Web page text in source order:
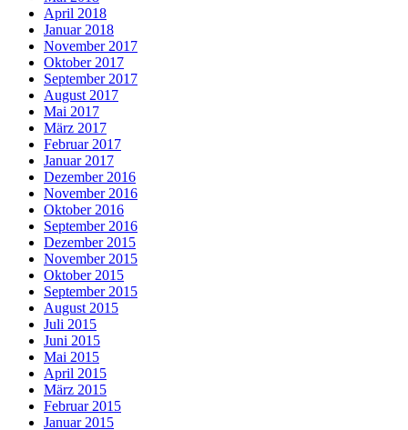
April 2018
Januar 2018
November 2017
Oktober 2017
September 2017
August 2017
Mai 2017
März 2017
Februar 2017
Januar 2017
Dezember 2016
November 2016
Oktober 2016
September 2016
Dezember 2015
November 2015
Oktober 2015
September 2015
August 2015
Juli 2015
Juni 2015
Mai 2015
April 2015
März 2015
Februar 2015
Januar 2015